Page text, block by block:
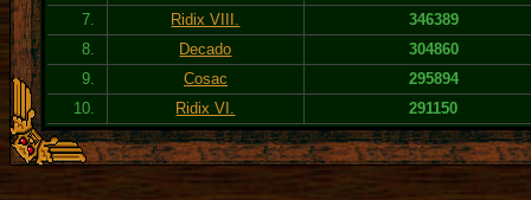
7.
Ridix VIII.
346389
8.
Decado
304860
9.
Cosac
295894
10.
Ridix VI. 291150